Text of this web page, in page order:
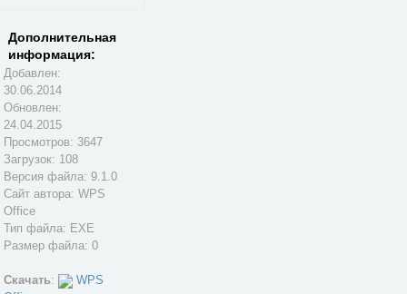
Дополнительная
информация:
Добавлен:
30.06.2014
Обновлен:
24.04.2015
Просмотров: 3647
Загрузок: 108
Версия файла: 9.1.0
Сайт автора: WPS
Office
Тип файла: EXE
Размер файла: 0
Скачать:
WPS